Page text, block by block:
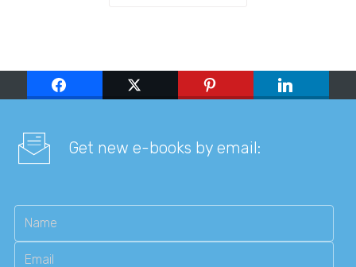
Get new e-books by email: